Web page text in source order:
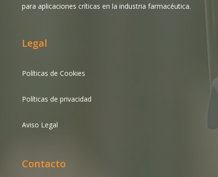
para aplicaciones críticas en la industria farmacéutica.
Legal
Políticas de Cookies
Políticas de privacidad
Aviso Legal
Contacto